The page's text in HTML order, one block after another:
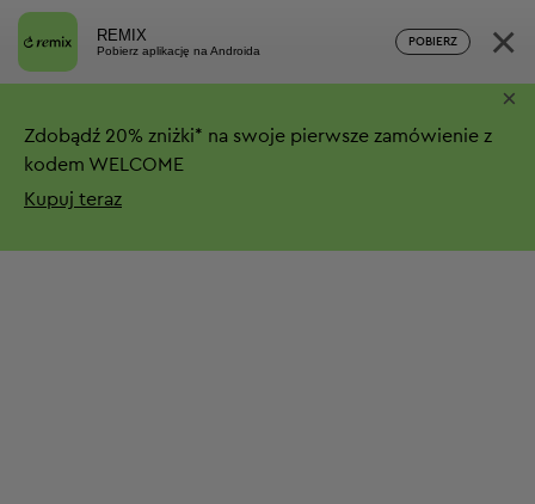
REMIX
Pobierz aplikację na Androida
POBIERZ ×
Zdobądź 20% zniżki* na swoje pierwsze zamówienie z
kodem WELCOME
Kupuj teraz
×